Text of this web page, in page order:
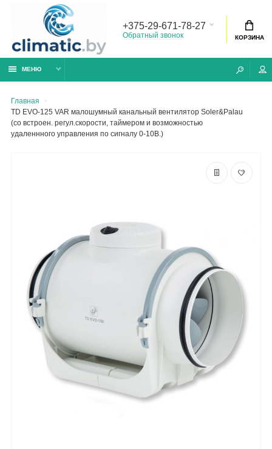
+375-29-671-78-27
Обратный звонок КОРЗИНА
МЕНЮ
Главная
TD EVO-125 VAR малошумный канальный вентилятор Soler&Palau
(со встроен. регул.скорости, таймером и возможностью
удаленнного управления по сигналу 0-10В.)